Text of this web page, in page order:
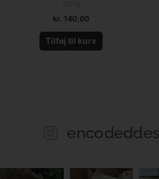
kr. 140,00
Tilføj til kurv